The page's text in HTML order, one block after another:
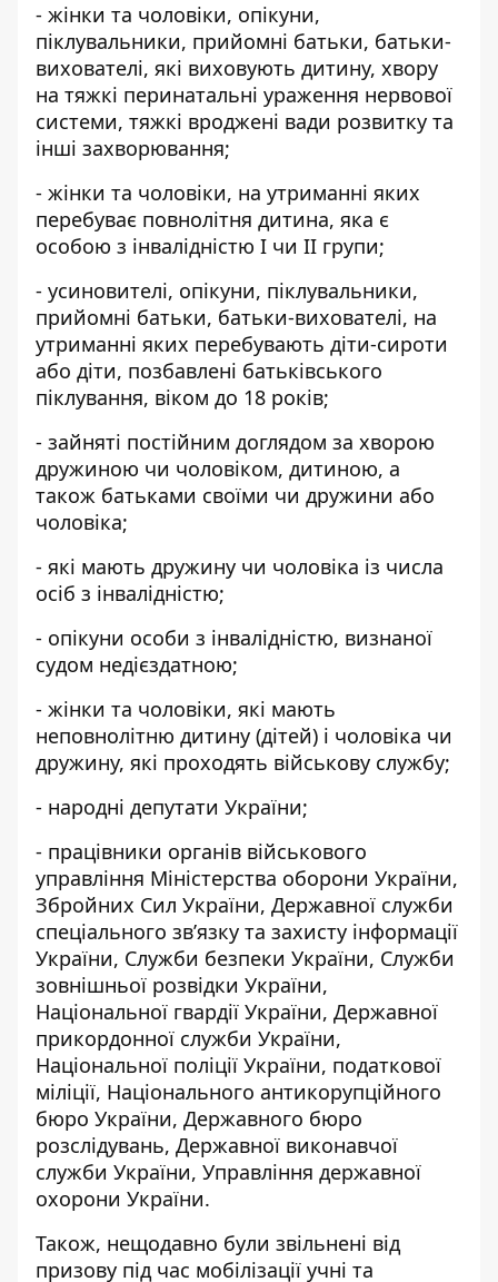
- жінки та чоловіки, опікуни,
піклувальники, прийомні батьки, батьки-
вихователі, які виховують дитину, хвору
на тяжкі перинатальні ураження нервової
системи, тяжкі вроджені вади розвитку та
інші захворювання;
- жінки та чоловіки, на утриманні яких
перебуває повнолітня дитина, яка є
особою з інвалідністю I чи II групи;
- усиновителі, опікуни, піклувальники,
прийомні батьки, батьки-вихователі, на
утриманні яких перебувають діти-сироти
або діти, позбавлені батьківського
піклування, віком до 18 років;
- зайняті постійним доглядом за хворою
дружиною чи чоловіком, дитиною, а
також батьками своїми чи дружини або
чоловіка;
- які мають дружину чи чоловіка із числа
осіб з інвалідністю;
- опікуни особи з інвалідністю, визнаної
судом недієздатною;
- жінки та чоловіки, які мають
неповнолітню дитину (дітей) і чоловіка чи
дружину, які проходять військову службу;
- народні депутати України;
- працівники органів військового
управління Міністерства оборони України,
Збройних Сил України, Державної служби
спеціального зв’язку та захисту інформації
України, Служби безпеки України, Служби
зовнішньої розвідки України,
Національної гвардії України, Державної
прикордонної служби України,
Національної поліції України, податкової
міліції, Національного антикорупційного
бюро України, Державного бюро
розслідувань, Державної виконавчої
служби України, Управління державної
охорони України.
Також, нещодавно були звільнені від
призову під час мобілізації учні та